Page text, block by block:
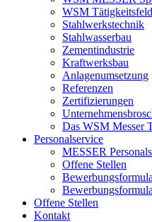
WSM
Stahlwerkstechnik
Stahlwasserbau
Zementindustrie
Kraftwerksbau
Anlagenumsetzung
Referenzen
Zertifizierungen
Das WSM Messer
Personalservice
MESSER
Offene Stellen
Offene Stellen
Kontakt